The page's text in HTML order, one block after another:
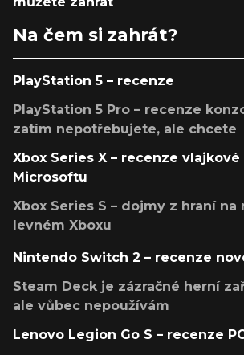
Na čem si zahrát?
PlayStation 5 – recenze
PlayStation 5 Pro – recenze
zatím nepotřebujete, ale chcete
Xbox Series X – recenze
Microsoftu
Xbox Series S – dojmy z hraní na
levném Xboxu
Nintendo Switch 2 – recenze
Steam Deck je zázračné herní
ale vůbec nepoužívám
Lenovo Legion Go S – recenze